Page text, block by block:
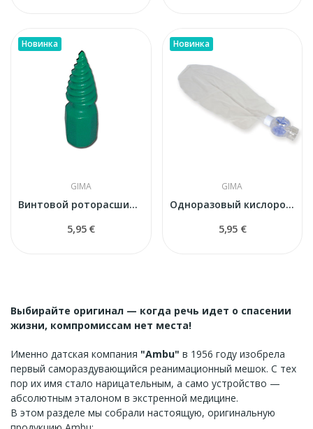
Новинка
GIMA
Винтовой роторасширитель GIMA 34272 для реанимации
5,95 €
Новинка
GIMA
Одноразовый кислородный резервуар GIMA 34257 с...
5,95 €
Выбирайте оригинал — когда речь идет о спасении
жизни, компромиссам нет места!
Именно датская компания "Ambu" в 1956 году изобрела
первый самораздувающийся реанимационный мешок. С тех
пор их имя стало нарицательным, а само устройство —
абсолютным эталоном в экстренной медицине.
В этом разделе мы собрали настоящую, оригинальную